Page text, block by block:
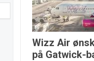
Wizz Air
på Gatwick-